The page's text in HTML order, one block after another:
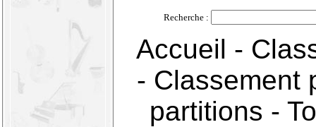
Recherche :
Accueil -
- Classement
partitions -